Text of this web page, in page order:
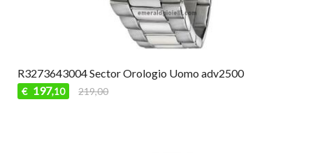
R3273643004 Sector Orologio Uomo adv2500
€ 197,10 219,00